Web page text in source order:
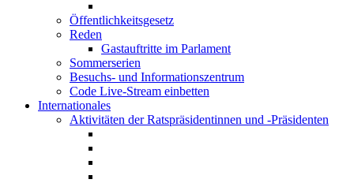
Öffentlichkeitsgesetz
Reden
Gastauftritte im Parlament
Sommerserien
Besuchs- und Informationszentrum
Code Live-Stream einbetten
Internationales
Aktivitäten der Ratspräsidentinnen und -Präsidenten